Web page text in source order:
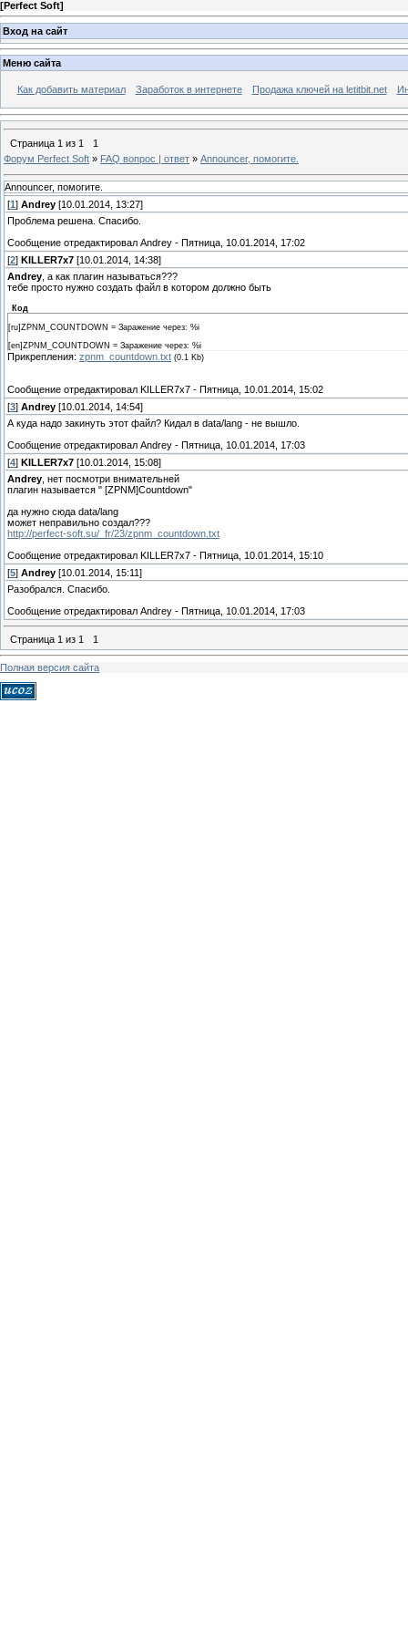
[Perfect Soft]
Вход на сайт
Меню сайта
Как добавить материал Заработок в интернете Продажа ключей на letitbit.net
Страница 1 из 1
1
Форум Perfect Soft » FAQ вопрос | ответ » Announcer, помогите.
Announcer, помогите.
[1 ] Andrey [10.01.2014, 13:27]
Проблема решена. Спасибо.
Сообщение отредактировал Andrey - Пятница, 10.01.2014, 17:02
[2] KILLER7x7 [10.01.2014, 14:38]
Andrey , а как плагин называться???
тебе просто нужно создать файл в котором должно быть
Код
[ru]ZPNM_COUNTDOWN = Заражение через: %i
[en]ZPNM_COUNTDOWN = Заражение через: %i
Прикрепления: zpnm_countdown.txt (0.1 Kb)
Сообщение отредактировал KILLER7x7 - Пятница, 10.01.2014, 15:02
[3] Andrey [10.01.2014, 14:54]
А куда надо закинуть этот файл? Кидал в data/lang - не вышло.
Сообщение отредактировал Andrey - Пятница, 10.01.2014, 17:03
[4] KILLER7x7 [10.01.2014, 15:08]
Andrey , нет посмотри внимательней
плагин называется " [ZPNM]Countdown"
да нужно сюда data/lang
может неправильно создал???
http://perfect-soft.su/_fr/23/zpnm_countdown.txt
Сообщение отредактировал KILLER7x7 - Пятница, 10.01.2014, 15:10
[5] Andrey [10.01.2014, 15:11]
Разобрался. Спасибо.
Сообщение отредактировал Andrey - Пятница, 10.01.2014, 17:03
Страница 1 из 1 1
Полная версия сайта